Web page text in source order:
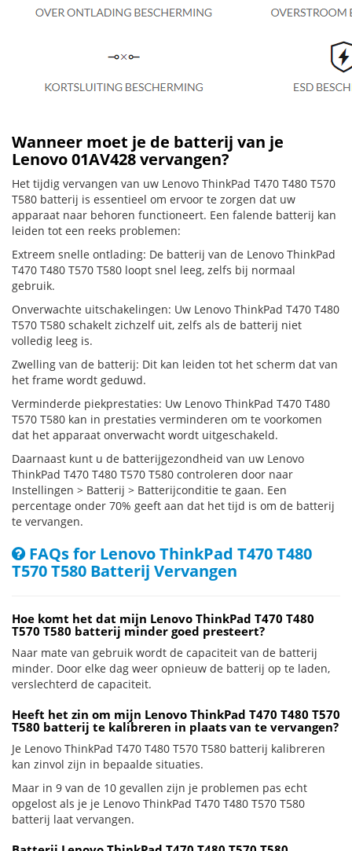
Wanneer moet je de batterij van je
Lenovo 01AV428 vervangen?
Het tijdig vervangen van uw Lenovo ThinkPad T470 T480 T570
T580 batterij is essentieel om ervoor te zorgen dat uw
apparaat naar behoren functioneert. Een falende batterij kan
leiden tot een reeks problemen:
Extreem snelle ontlading: De batterij van de Lenovo ThinkPad
T470 T480 T570 T580 loopt snel leeg, zelfs bij normaal
gebruik.
Onverwachte uitschakelingen: Uw Lenovo ThinkPad T470 T480
T570 T580 schakelt zichzelf uit, zelfs als de batterij niet
volledig leeg is.
Zwelling van de batterij: Dit kan leiden tot het scherm dat van
het frame wordt geduwd.
Verminderde piekprestaties: Uw Lenovo ThinkPad T470 T480
T570 T580 kan in prestaties verminderen om te voorkomen
dat het apparaat onverwacht wordt uitgeschakeld.
Daarnaast kunt u de batterijgezondheid van uw Lenovo
ThinkPad T470 T480 T570 T580 controleren door naar
Instellingen > Batterij > Batterijconditie te gaan. Een
percentage onder 70% geeft aan dat het tijd is om de batterij
te vervangen.
FAQs for Lenovo ThinkPad T470 T480
T570 T580 Batterij Vervangen
Hoe komt het dat mijn Lenovo ThinkPad T470 T480
T570 T580 batterij minder goed presteert?
Naar mate van gebruik wordt de capaciteit van de batterij
minder. Door elke dag weer opnieuw de batterij op te laden,
verslechterd de capaciteit.
Heeft het zin om mijn Lenovo ThinkPad T470 T480 T570
T580 batterij te kalibreren in plaats van te vervangen?
Je Lenovo ThinkPad T470 T480 T570 T580 batterij kalibreren
kan zinvol zijn in bepaalde situaties.
Maar in 9 van de 10 gevallen zijn je problemen pas echt
opgelost als je je Lenovo ThinkPad T470 T480 T570 T580
batterij laat vervangen.